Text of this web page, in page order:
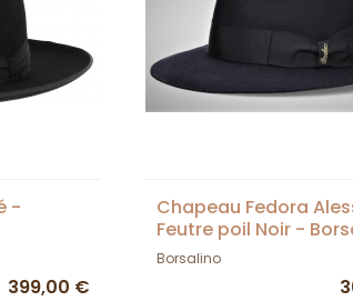
-
399,00 €
Chapeau Fedora
Feutre poil Noir -
Borsalino